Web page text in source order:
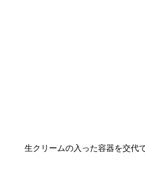
生クリームの入った容器を交代